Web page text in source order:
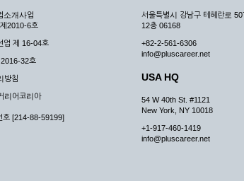
소개사업
2010-6호
업 제 16-04호
32호
방침
리어코리아
호 [214-88-59199]
서울특별시 강남구 테헤란로
12층 06168
+82-2-561-6306
info@pluscareer.net
USA HQ
54 W 40th St. #1121
New York, NY 10018
+1-917-460-1419
info@pluscareer.net